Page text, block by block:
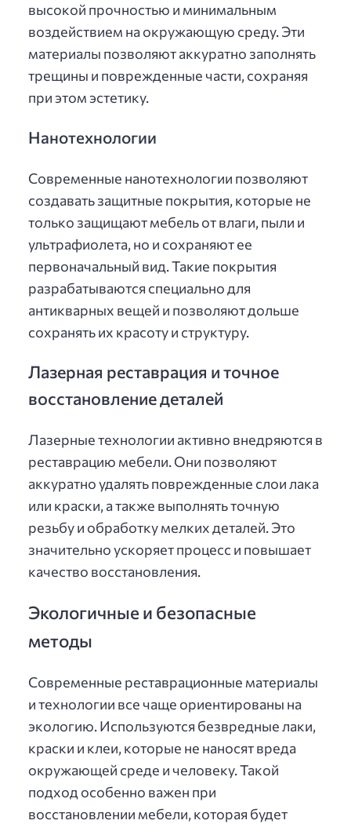
высокой прочностью и минимальным
воздействием на окружающую среду. Эти
материалы позволяют аккуратно заполнять
трещины и поврежденные части, сохраняя
при этом эстетику.
Нанотехнологии
Современные нанотехнологии позволяют
создавать защитные покрытия, которые не
только защищают мебель от влаги, пыли и
ультрафиолета, но и сохраняют ее
первоначальный вид. Такие покрытия
разрабатываются специально для
антикварных вещей и позволяют дольше
сохранять их красоту и структуру.
Лазерная реставрация и точное
восстановление деталей
Лазерные технологии активно внедряются в
реставрацию мебели. Они позволяют
аккуратно удалять поврежденные слои лака
или краски, а также выполнять точную
резьбу и обработку мелких деталей. Это
значительно ускоряет процесс и повышает
качество восстановления.
Экологичные и безопасные
методы
Современные реставрационные материалы
и технологии все чаще ориентированы на
экологию. Используются безвредные лаки,
краски и клеи, которые не наносят вреда
окружающей среде и человеку. Такой
подход особенно важен при
восстановлении мебели, которая будет